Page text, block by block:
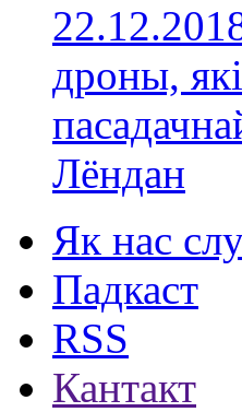
дроны,
Лёндан
Як нас
Падкаст
RSS
Кантакт